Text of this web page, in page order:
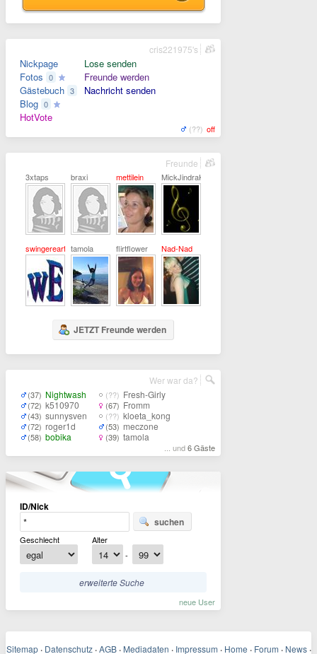
Nickpage
Fotos 0
Gästebuch 3
Blog 0
HotVote
Lose senden
Freunde werden
Nachricht senden
(??) off
cris221975's
3xtaps braxi mettilein MickJindraKey
swingerearth tamola flirtflower Nad-Nad
JETZT Freunde werden
Freunde
(37) Nightwash
(72) k510970
(43) sunnysven
(72) roger1d
(58) bobika
(??) Fresh-Girly
(67) Fromm
(??) kloeta_kong
(53) meczone
(39) tamola
... und6 Gäste
Wer war da?
ID/Nick
suchen
Geschlecht
Alter
-
erweiterte Suche
neue User
Sitemap · Datenschutz · AGB · Mediadaten · Impressum · Home · Forum · News ·